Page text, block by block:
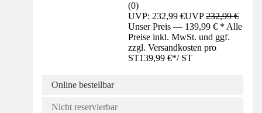
(0)
UVP: 232,99 €UVP232,99 €
Unser Preis — 139,99 € * Alle
Preise inkl. MwSt. und ggf.
zzgl. Versandkosten pro
ST139,99 €*/ ST
Online bestellbar
Nicht reservierbar